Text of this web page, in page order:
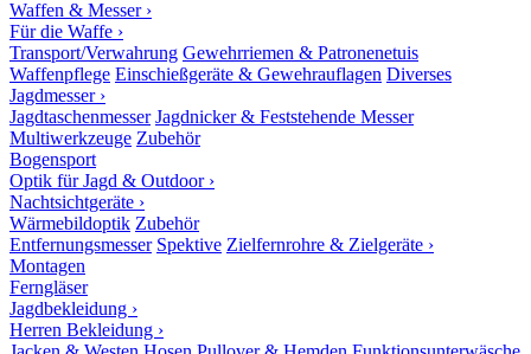
Waffen & Messer ›
Für die Waffe ›
Transport/Verwahrung Gewehrriemen & Patronenetuis
Waffenpflege Einschießgeräte & Gewehrauflagen Diverses
Jagdmesser ›
Jagdtaschenmesser Jagdnicker & Feststehende Messer
Multiwerkzeuge Zubehör
Bogensport
Optik für Jagd & Outdoor ›
Nachtsichtgeräte ›
Wärmebildoptik Zubehör
Entfernungsmesser Spektive Zielfernrohre & Zielgeräte ›
Montagen
Ferngläser
Jagdbekleidung ›
Herren Bekleidung ›